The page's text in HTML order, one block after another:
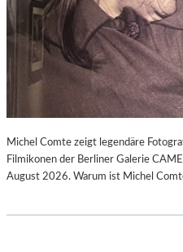
Michel Comte zeigt legendäre
Filmikonen der Berliner Galerie
August 2026. Warum ist Michel